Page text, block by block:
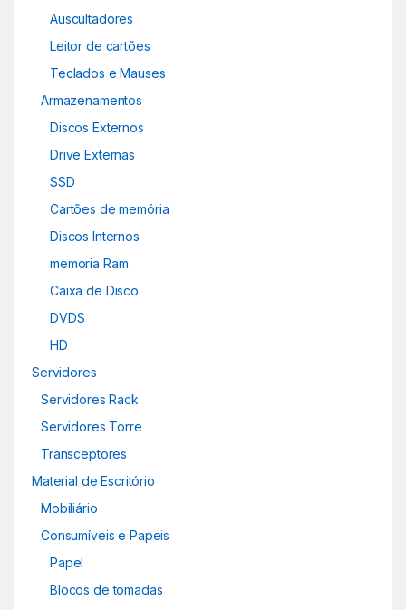
Auscultadores
Leitor de cartões
Teclados e Mauses
Armazenamentos
Discos Externos
Drive Externas
SSD
Cartões de memória
Discos Internos
memoria Ram
Caixa de Disco
DVDS
HD
Servidores
Servidores Rack
Servidores Torre
Transceptores
Material de Escritório
Mobiliário
Consumíveis e Papeis
Papel
Blocos de tomadas